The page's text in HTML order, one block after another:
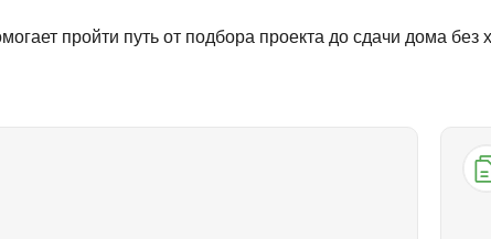
пройти путь от подбора проекта до сдачи дома